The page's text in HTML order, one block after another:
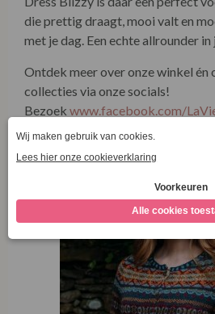
Eribé Kinross